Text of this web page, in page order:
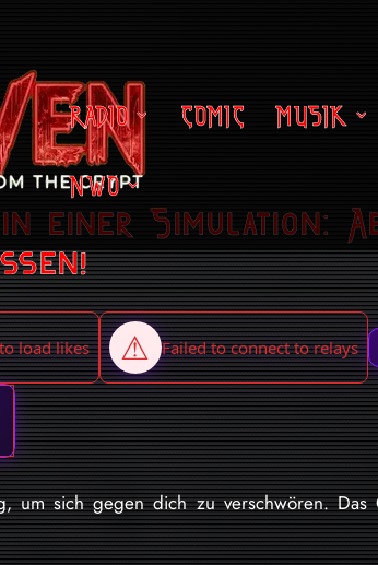
RADIO COMIC MUSIK
NWO
einer Simulation:
um sich gegen dich zu verschwören. Das